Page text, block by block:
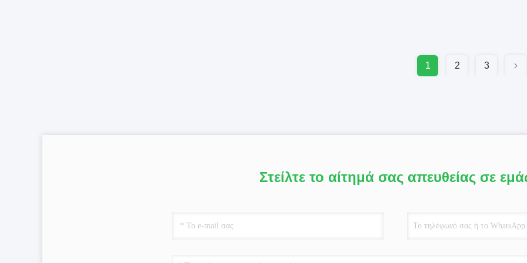
1 2 3
Στείλτε το αίτημά σας απευθείας σε